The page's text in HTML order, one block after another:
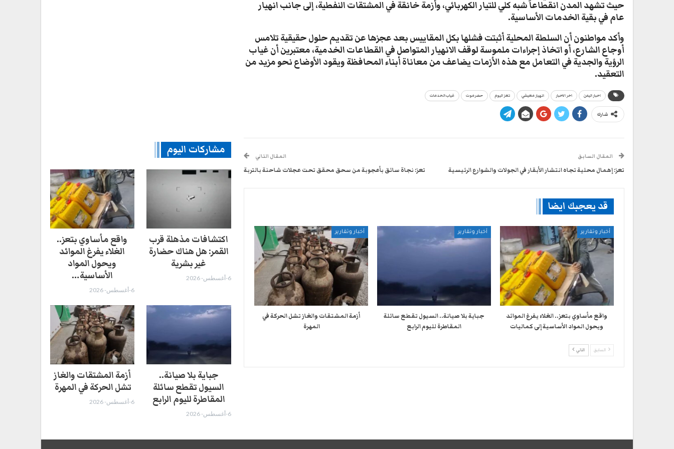
حيث تشهد المدن انقطاعاً شبه كلي للتيار الكهربائي، وأزمة خانقة في المشتقات النفطية، إلى جانب انهيار
عام في بقية الخدمات الأساسية.
​وأكد مواطنون أن السلطة المحلية أثبتت فشلها بكل المقاييس بعد عجزها عن تقديم حلول حقيقية تلامس
أوجاع الشارع، أو اتخاذ إجراءات ملموسة لوقف الانهيار المتواصل في القطاعات الخدمية، معتبرين أن غياب
الرؤية والجدية في التعامل مع هذه الأزمات يضاعف من معاناة أبناء المحافظة ويقود الأوضاع نحو مزيد من
التعقيد.
اخبار اليمن اخر الاخبار انهيار معيشي تعز اليوم حضرموت غياب الخدمات
شارك
المقال السابق
تعز: إهمال محلية تجاه انتشار الأبقار في الجولات والشوارع الرئيسية
المقال التالي
تعز: نجاة سائق بأعجوبة من سحق محقق تحت عجلات شاحنة بالتربة
قد يعجبك ايضا
أخبار وتقارير
واقع مأساوي بتعز.. الغلاء يفرغ الموائد
ويحول المواد الأساسية إلى كماليات
أخبار وتقارير
جباية بلا صيانة.. السيول تقطع سائلة
المقاطرة لليوم الرابع
أخبار وتقارير
أزمة المشتقات والغاز تشل الحركة في
المهرة ​
السابق التالي
مشاركات اليوم
اكتشافات مذهلة قرب
القمر: هل هناك حضارة
غير بشرية
6-أغسطس- 2026
واقع مأساوي بتعز..
الغلاء يفرغ الموائد
ويحول المواد
الأساسية…
6-أغسطس- 2026
جباية بلا صيانة..
السيول تقطع سائلة
المقاطرة لليوم الرابع
6-أغسطس- 2026
أزمة المشتقات والغاز
تشل الحركة في المهرة ​
6-أغسطس- 2026